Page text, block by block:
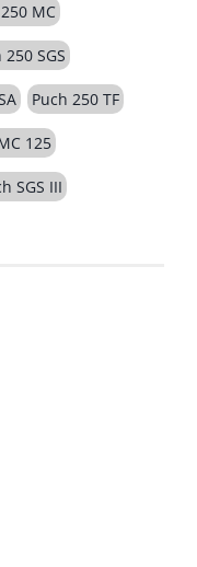
MC
250 SGS
Puch 250 TF
125
SGS III